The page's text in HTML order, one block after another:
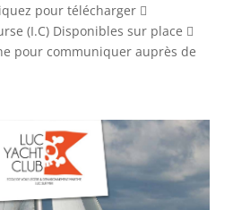
pour télécharger 
(I.C) Disponibles sur place 
pour communiquer auprès de